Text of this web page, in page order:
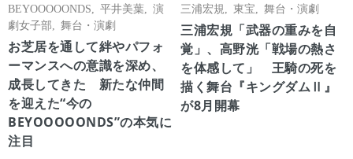
BEYOOOOONDS
平井美葉
演
劇女子部
舞台・演劇
お芝居を通して絆やパフォ
ーマンスへの意識を深め、
成長してきた 新たな仲間
を迎えた“今の
BEYOOOOONDS”の本気に
注目
三浦宏規
東宝 舞台・演劇
三浦宏規「武器の重みを自
覚」、高野洸「戦場の熱さ
を体感して」 王騎の死を
描く舞台『キングダムⅡ』
が8月開幕